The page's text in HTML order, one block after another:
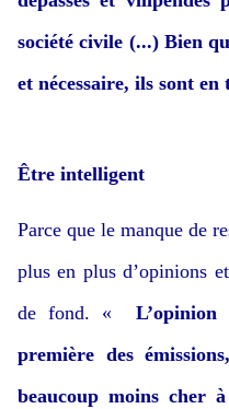
société civile (...) Bien
et nécessaire, ils sont
Être intelligent
Parce que le manque de
plus en plus d’opinions
de fond. «
première des
beaucoup moins cher